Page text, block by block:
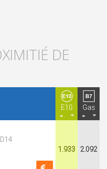
DE
E10 Gas
1.933 2.092